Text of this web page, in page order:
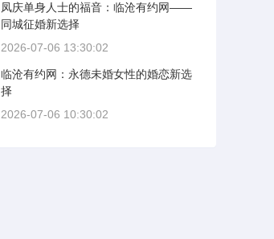
凤庆单身人士的福音：临沧有约网——
同城征婚新选择
2026-07-06 13:30:02
临沧有约网：永德未婚女性的婚恋新选
择
2026-07-06 10:30:02